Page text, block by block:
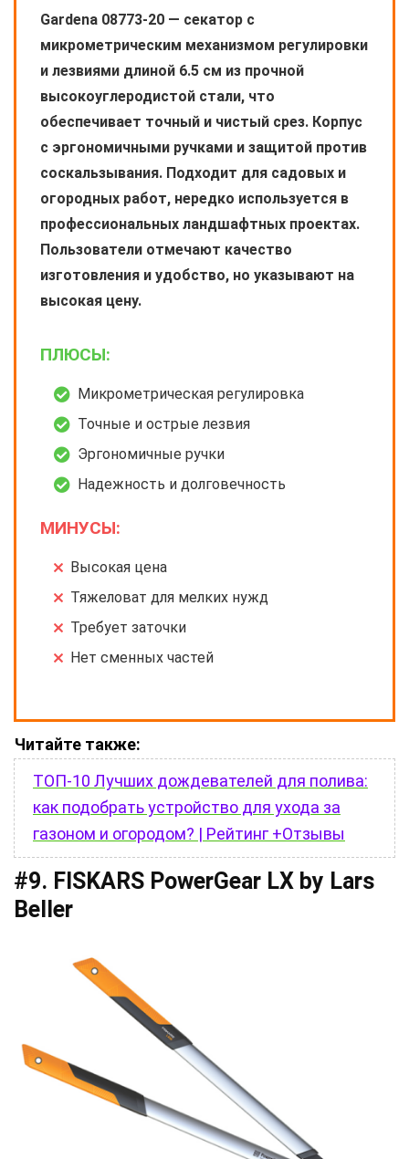
Gardena 08773-20 — секатор с
микрометрическим механизмом регулировки
и лезвиями длиной 6.5 см из прочной
высокоуглеродистой стали, что
обеспечивает точный и чистый срез. Корпус
с эргономичными ручками и защитой против
соскальзывания. Подходит для садовых и
огородных работ, нередко используется в
профессиональных ландшафтных проектах.
Пользователи отмечают качество
изготовления и удобство, но указывают на
высокая цену.
ПЛЮСЫ:
Микрометрическая регулировка
Точные и острые лезвия
Эргономичные ручки
Надежность и долговечность
МИНУСЫ:
Высокая цена
Тяжеловат для мелких нужд
Требует заточки
Нет сменных частей
Читайте также:
ТОП-10 Лучших дождевателей для полива:
как подобрать устройство для ухода за
газоном и огородом? | Рейтинг +Отзывы
#9. FISKARS PowerGear LX by Lars
Beller